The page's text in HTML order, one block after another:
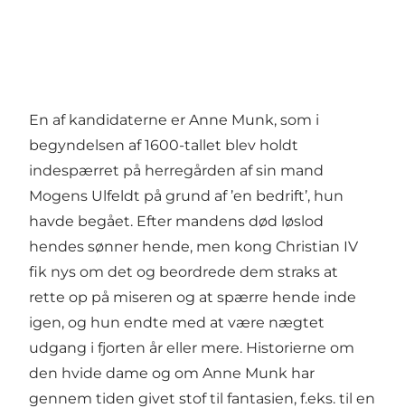
En af kandidaterne er Anne Munk, som i
begyndelsen af 1600-tallet blev holdt
indespærret på herregården af sin mand
Mogens Ulfeldt på grund af ’en bedrift’, hun
havde begået. Efter mandens død løslod
hendes sønner hende, men kong Christian IV
fik nys om det og beordrede dem straks at
rette op på miseren og at spærre hende inde
igen, og hun endte med at være nægtet
udgang i fjorten år eller mere. Historierne om
den hvide dame og om Anne Munk har
gennem tiden givet stof til fantasien, f.eks. til en